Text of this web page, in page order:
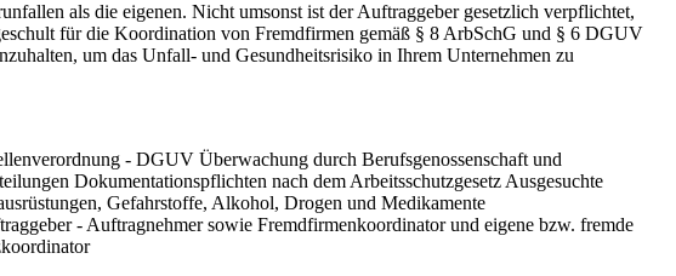
als die eigenen. Nicht umsonst ist der Auftraggeber gesetzlich verpflichtet,
für die Koordination von Fremdfirmen gemäß § 8 ArbSchG und § 6 DGUV
um das Unfall- und Gesundheitsrisiko in Ihrem Unternehmen zu
- DGUV Überwachung durch Berufsgenossenschaft und
Dokumentationspflichten nach dem Arbeitsschutzgesetz Ausgesuchte
Gefahrstoffe, Alkohol, Drogen und Medikamente
- Auftragnehmer sowie Fremdfirmenkoordinator und eigene bzw. fremde